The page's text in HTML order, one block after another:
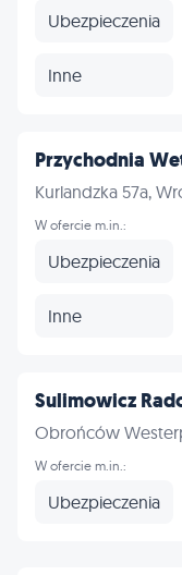
Ubezpieczenia
Inne
Przychodnia
Kurlandzka 57a,
W ofercie m.in.:
Ubezpieczenia
Inne
Sulimowicz
Obrońców
W ofercie m.in.:
Ubezpieczenia